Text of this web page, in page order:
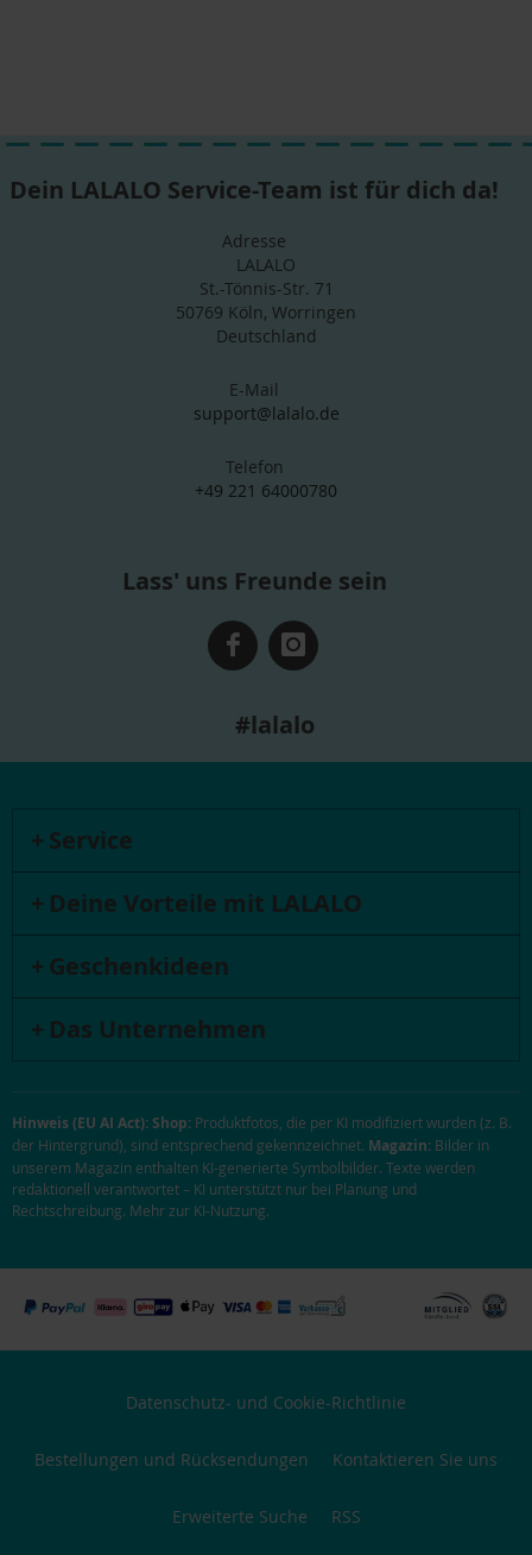
Dein LALALO Service-Team ist für dich da!
Adresse
LALALO
St.-Tönnis-Str. 71
50769 Köln, Worringen
Deutschland
E-Mail
support@lalalo.de
Telefon
+49 221 64000780
Lass' uns Freunde sein
#lalalo
Service
Deine Vorteile mit LALALO
Geschenkideen
Das Unternehmen
Hinweis (EU AI Act):Shop: Produktfotos, die per KI modifiziert wurden (z. B.
der Hintergrund), sind entsprechend gekennzeichnet. Magazin: Bilder in
unserem Magazin enthalten KI-generierte Symbolbilder. Texte werden
redaktionell verantwortet – KI unterstützt nur bei Planung und
Rechtschreibung. Mehr zur KI-Nutzung.
Datenschutz- und Cookie-Richtlinie
Bestellungen und Rücksendungen Kontaktieren Sie uns
Erweiterte Suche RSS